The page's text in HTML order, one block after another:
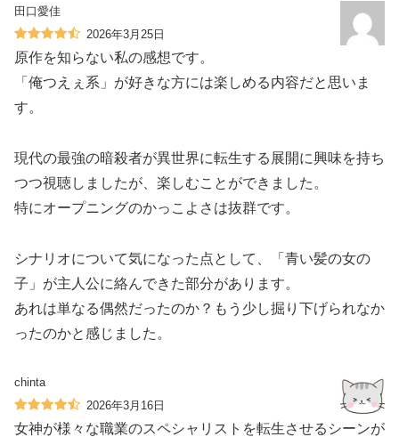
田口愛佳
2026年3月25日
原作を知らない私の感想です。
「俺つえぇ系」が好きな方には楽しめる内容だと思いま
す。
現代の最強の暗殺者が異世界に転生する展開に興味を持ち
つつ視聴しましたが、楽しむことができました。
特にオープニングのかっこよさは抜群です。
シナリオについて気になった点として、「青い髪の女の
子」が主人公に絡んできた部分があります。
あれは単なる偶然だったのか？もう少し掘り下げられなか
ったのかと感じました。
chinta
2026年3月16日
女神が様々な職業のスペシャリストを転生させるシーンが